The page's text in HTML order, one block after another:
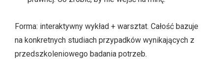
Forma: interaktywny wykład + warsztat. Całość bazuje
na konkretnych studiach przypadków wynikających z
przedszkoleniowego badania potrzeb.